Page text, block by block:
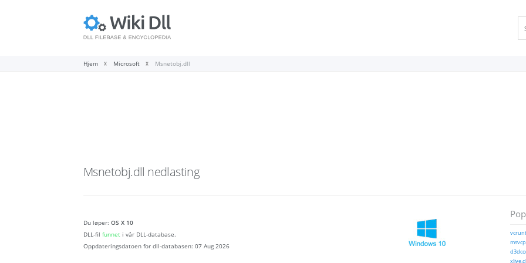
Hjem Microsoft Msnetobj.dll
Msnetobj.dll nedlasting
Du løper: OS X 10
DLL-fil funnet i vår DLL-database.
Oppdateringsdatoen for dll-databasen: 07 Aug 2026